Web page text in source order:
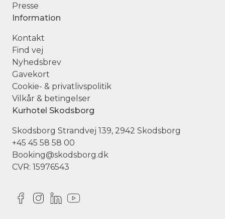
Presse
Information
Kontakt
Find vej
Nyhedsbrev
Gavekort
Cookie- & privatlivspolitik
Vilkår & betingelser
Kurhotel Skodsborg
Skodsborg Strandvej 139, 2942 Skodsborg
+45 45 58 58 00
Booking@skodsborg.dk
CVR: 15976543